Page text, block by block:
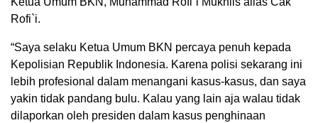
Rofi`i.
“Saya selaku Ketua Umum BKN percaya penuh kepada
Kepolisian Republik Indonesia. Karena polisi sekarang ini
lebih profesional dalam menangani kasus-kasus, dan saya
yakin tidak pandang bulu. Kalau yang lain aja walau tidak
dilaporkan oleh presiden dalam kasus penghinaan